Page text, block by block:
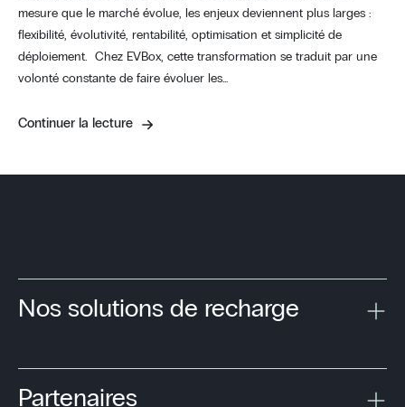
mesure que le marché évolue, les enjeux deviennent plus larges :
flexibilité, évolutivité, rentabilité, optimisation et simplicité de
déploiement. Chez EVBox, cette transformation se traduit par une
volonté constante de faire évoluer les…
Continuer la lecture
Nos solutions de recharge
Partenaires